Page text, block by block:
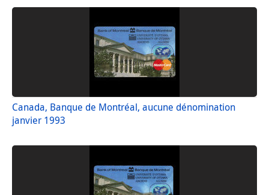
Canada, Banque de Montréal, aucune dénomination
janvier 1993